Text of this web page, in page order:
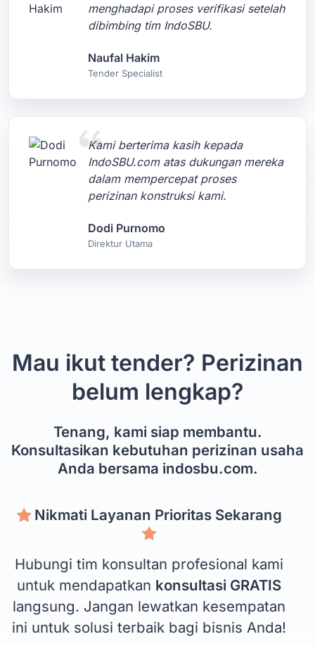
menghadapi proses verifikasi setelah
dibimbing tim IndoSBU.
Naufal Hakim
Tender Specialist
Kami berterima kasih kepada
IndoSBU.com atas dukungan mereka
dalam mempercepat proses
perizinan konstruksi kami.
Dodi Purnomo
Direktur Utama
Mau ikut tender? Perizinan
belum lengkap?
Tenang, kami siap membantu.
Konsultasikan kebutuhan perizinan usaha
Anda bersama indosbu.com.
Nikmati Layanan Prioritas Sekarang
Hubungi tim konsultan profesional kami
untuk mendapatkan konsultasi GRATIS
langsung. Jangan lewatkan kesempatan
ini untuk solusi terbaik bagi bisnis Anda!